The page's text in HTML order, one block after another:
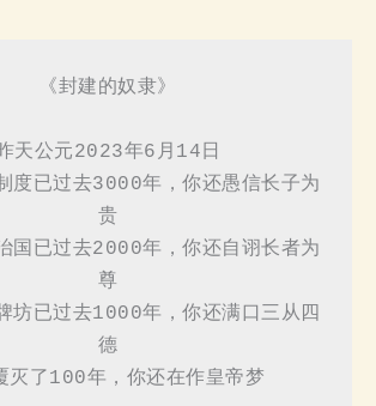
《封建的奴隶》
天公元2023年6月14日
度已过去3000年，你还愚信长子为
贵
国已过去2000年，你还自诩长者为
尊
坊已过去1000年，你还满口三从四
德
灭了100年，你还在作皇帝梦